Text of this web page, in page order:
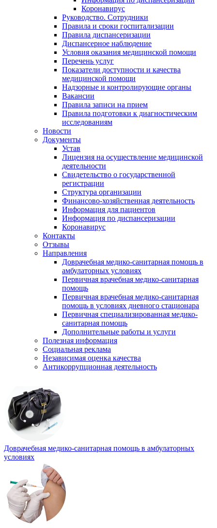
Коронавирус
Руководство. Сотрудники
Правила и сроки госпитализации
Правила диспансеризации
Диспансерное наблюдение
Условия оказания медицинской помощи
Перечень услуг
Показатели доступности и качества
медицинской помощи
Надзорные и контролирующие органы
Вакансии
Правила записи на прием
Правила подготовки к диагностическим
исследованиям
Новости
Документы
Устав
Лицензия на осуществление медицинской
деятельности
Свидетельство о государственной
регистрации
Структура организации
Финансово-хозяйственная деятельность
Информация для пациентов
Информация по диспансеризации
Коронавирус
Контакты
Отзывы
Направления
Доврачебная медико-санитарная помощь в
амбулаторных условиях
Первичная врачебная медико-санитарная
помощь
Первичная врачебная медико-санитарная
помощь в условиях дневного стационара
Первичная специализированная медико-
санитарная помощь
Дополнительные работы и услуги
Полезная информация
Социальная реклама
Независимая оценка качества
Антикоррупционная деятельность
Доврачебная медико-санитарная помощь в амбулаторных
условиях